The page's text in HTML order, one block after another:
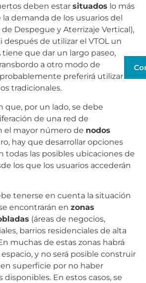
deben estar situados lo más
demanda de los usuarios del
de Despegue y Aterrizaje Vertical),
después de utilizar el VTOL un
tiene que dar un largo paseo,
a otro modo de
preferirá utilizar
tradicionales.
que, por un lado, se debe
de una red de
el mayor número de nodos
hay que desarrollar opciones
las posibles ubicaciones de
los que los usuarios accederán
tenerse en cuenta la situación
encontrarán en zonas
(áreas de negocios,
barrios residenciales de alta
muchas de estas zonas habrá
y no será posible construir
superficie por no haber
disponibles. En estos casos, se